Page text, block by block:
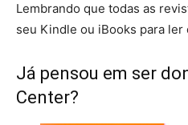
Lembrando que todas as
seu Kindle ou iBooks para
Já pensou em ser
Center?